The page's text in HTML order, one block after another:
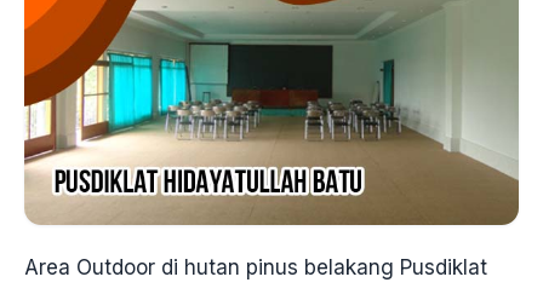
Area Outdoor di hutan pinus belakang Pusdiklat